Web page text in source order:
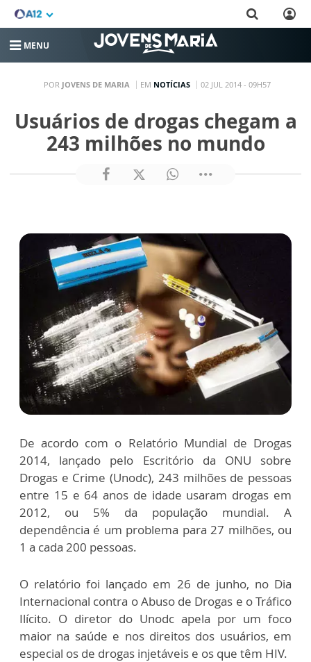
MENU
POR JOVENS DE MARIA EM NOTÍCIAS 02 JUL 2014 - 09H57
Usuários de drogas chegam a
243 milhões no mundo
De acordo com o Relatório Mundial de Drogas
2014, lançado pelo Escritório da ONU sobre
Drogas e Crime (Unodc), 243 milhões de pessoas
entre 15 e 64 anos de idade usaram drogas em
2012, ou 5% da população mundial. A
dependência é um problema para 27 milhões, ou
1 a cada 200 pessoas.
O relatório foi lançado em 26 de junho, no Dia
Internacional contra o Abuso de Drogas e o Tráfico
Ilícito. O diretor do Unodc apela por um foco
maior na saúde e nos direitos dos usuários, em
especial os de drogas injetáveis e os que têm HIV.